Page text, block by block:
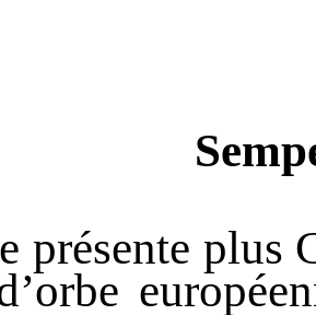
présente plus